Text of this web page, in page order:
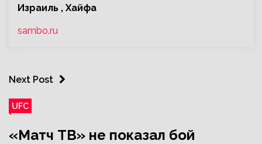
Израиль , Хайфа
sambo.ru
Next Post
UFC
«Матч ТВ» не показал бой